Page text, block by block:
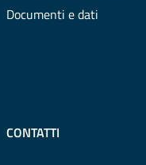
Documenti e dati
CONTATTI